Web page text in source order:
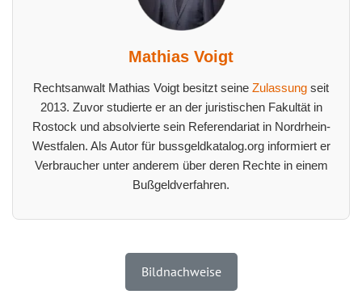
Mathias Voigt
Rechtsanwalt Mathias Voigt besitzt seine Zulassung seit
2013. Zuvor studierte er an der juristischen Fakultät in
Rostock und absolvierte sein Referendariat in Nordrhein-
Westfalen. Als Autor für bussgeldkatalog.org informiert er
Verbraucher unter anderem über deren Rechte in einem
Bußgeldverfahren.
Bildnachweise